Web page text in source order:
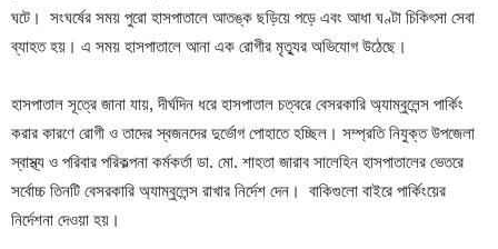
ঘটে। সংঘর্ষের সময় পুরো হাসপাতালে আতঙ্ক ছড়িয়ে পড়ে এবং আধা ঘণ্টা চিকিৎসা সেবা
ব্যাহত হয়। এ সময় হাসপাতালে আনা এক রোগীর মৃত্যুর অভিযোগ উঠেছে।
হাসপাতাল সূত্রে জানা যায়, দীর্ঘদিন ধরে হাসপাতাল চত্বরে বেসরকারি অ্যাম্বুলেন্স পার্কিং
করার কারণে রোগী ও তাদের স্বজনদের দুর্ভোগ পোহাতে হচ্ছিল। সম্প্রতি নিযুক্ত উপজেলা
স্বাস্থ্য ও পরিবার পরিকল্পনা কর্মকর্তা ডা. মো. শাহতা জারাব সালেহিন হাসপাতালের ভেতরে
সর্বোচ্চ তিনটি বেসরকারি অ্যাম্বুলেন্স রাখার নির্দেশ দেন। বাকিগুলো বাইরে পার্কিংয়ের
নির্দেশনা দেওয়া হয়।